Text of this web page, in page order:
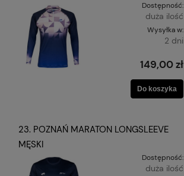
Dostępność:
duża ilość
Wysyłka w:
2 dni
149,00 zł
Do koszyka
23. POZNAŃ MARATON LONGSLEEVE
MĘSKI
Dostępność:
duża ilość